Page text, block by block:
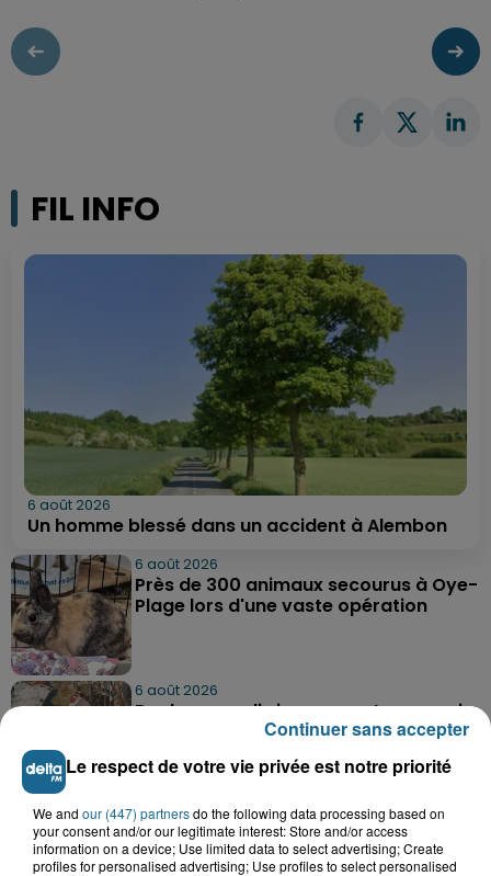
FIL INFO
6 août 2026
Un homme blessé dans un accident à Alembon
6 août 2026
Près de 300 animaux secourus à Oye-
Plage lors d'une vaste opération
6 août 2026
Dunkerque : dix jeunes vont parcourir
9 000 km pour rencontrer...
6 août 2026
Blendecques : le jeune garçon de 12
ans qui s'était noyé est...
Le respect de votre vie privée est notre priorité
We and our (447) partnersdo the following data processing based on
your consent and/or our legitimate interest: Store and/or access
information on a device; Use limited data to select advertising; Create
profiles for personalised advertising; Use profiles to select personalised
Continuer sans accepter